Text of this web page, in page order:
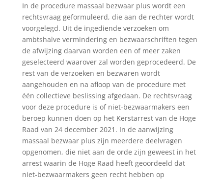
In de procedure massaal bezwaar plus wordt een
rechtsvraag geformuleerd, die aan de rechter wordt
voorgelegd. Uit de ingediende verzoeken om
ambtshalve vermindering en bezwaarschriften tegen
de afwijzing daarvan worden een of meer zaken
geselecteerd waarover zal worden geprocedeerd. De
rest van de verzoeken en bezwaren wordt
aangehouden en na afloop van de procedure met
één collectieve beslissing afgedaan. De rechtsvraag
voor deze procedure is of niet-bezwaarmakers een
beroep kunnen doen op het Kerstarrest van de Hoge
Raad van 24 december 2021. In de aanwijzing
massaal bezwaar plus zijn meerdere deelvragen
opgenomen, die niet aan de orde zijn geweest in het
arrest waarin de Hoge Raad heeft geoordeeld dat
niet-bezwaarmakers geen recht hebben op